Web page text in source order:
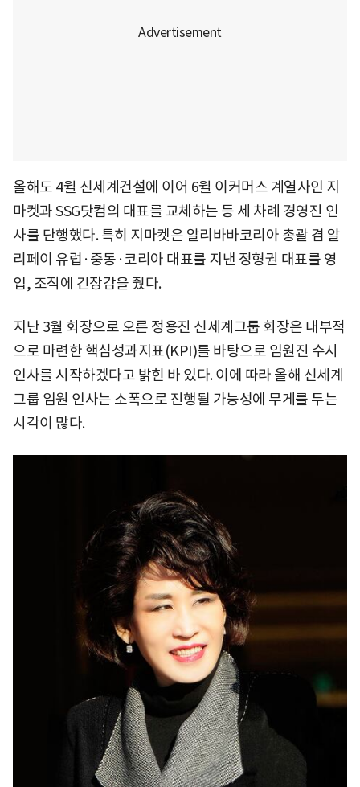
올해도 4월 신세계건설에 이어 6월 이커머스 계열사인 지
마켓과 SSG닷컴의 대표를 교체하는 등 세 차례 경영진 인
사를 단행했다. 특히 지마켓은 알리바바코리아 총괄 겸 알
리페이 유럽·중동·코리아 대표를 지낸 정형권 대표를 영
입, 조직에 긴장감을 줬다.
지난 3월 회장으로 오른 정용진 신세계그룹 회장은 내부적
으로 마련한 핵심성과지표(KPI)를 바탕으로 임원진 수시
인사를 시작하겠다고 밝힌 바 있다. 이에 따라 올해 신세계
그룹 임원 인사는 소폭으로 진행될 가능성에 무게를 두는
시각이 많다.